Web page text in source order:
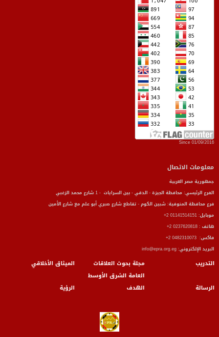
Since 01/09/2016
معلومات الاتصال
جمهورية مصر العربية
الفرع الرئيسي: محافظة الجيزة - الدقي - بين السرايات - 1 شارع محمد الزغبي
فرع محافظة المنوفية: شبين الكوم - تقاطع شارع صبري أبو علم مع شارع الأمين
موبايل: 01141514151 2+
هاتف : 0237620818 2+
فاكس: 0482310073 2+
البريد الإلكتروني: info@epra.org.eg
التدريب
مجلة بحوث العلاقات
العامة الشرق الأوسط
الميثاق الأخلاقي
الرسالة الهدف الرؤية